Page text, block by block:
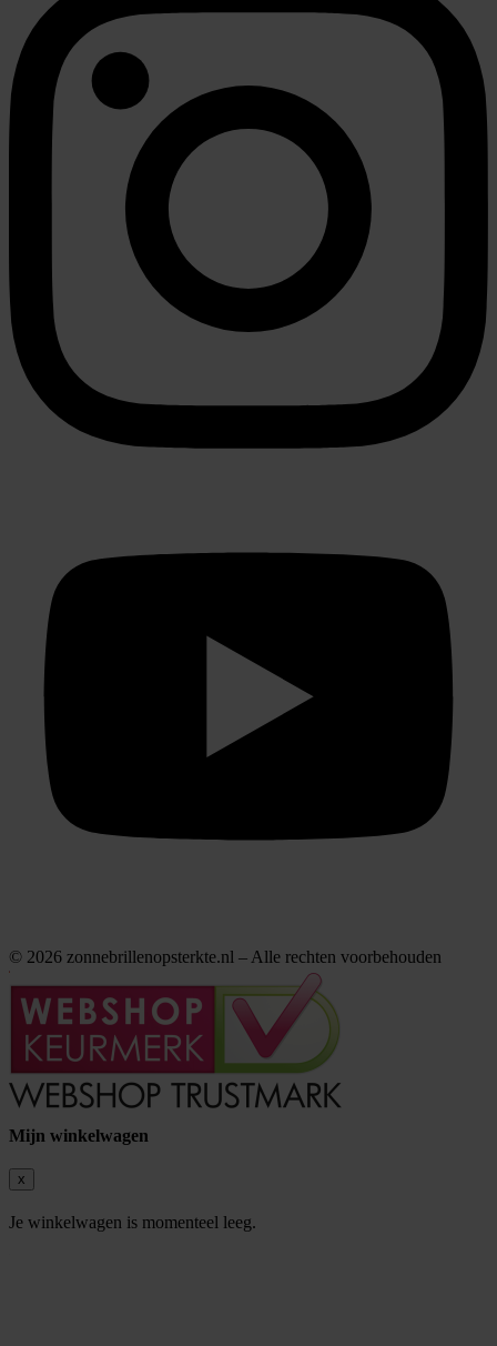
© 2026 zonnebrillenopsterkte.nl – Alle rechten voorbehouden
Mijn winkelwagen
x
Je winkelwagen is momenteel leeg.